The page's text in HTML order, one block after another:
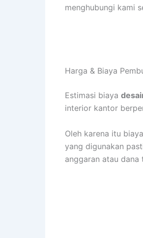
menghubungi kami
Harga & Biaya
Estimasi biaya
interior kantor
Oleh karena itu biaya
yang digunakan
anggaran atau